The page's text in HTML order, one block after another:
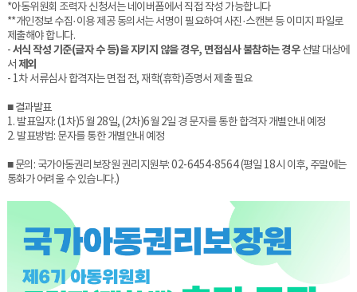
*아동위원회 조력자 신청서는 네이버폼에서 직접 작성 가능합니다
**개인정보 수집·이용 제공 동의서는 서명이 필요하여 사진·스캔본 등 이미지 파일로
제출해야 합니다.
-서식 작성 기준(글자 수 등)을 지키지 않을 경우, 면접심사 불참하는 경우선발 대상에
서 제외
- 1차 서류심사 합격자는 면접 전, 재학(휴학)증명서 제출 필요
■ 결과발표
1. 발표일자: (1차)5월 28일, (2차)6월 2일 경 문자를 통한 합격자 개별안내 예정
2. 발표방법: 문자를 통한 개별안내 예정
■ 문의: 국가아동권리보장원 권리지원부: 02-6454-8564 (평일 18시 이후, 주말에는
통화가 어려울 수 있습니다.)